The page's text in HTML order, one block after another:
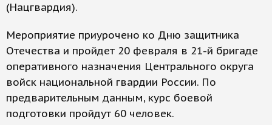
(Нацгвардия).
Мероприятие приурочено ко Дню защитника
Отечества и пройдет 20 февраля в 21-й бригаде
оперативного назначения Центрального округа
войск национальной гвардии России. По
предварительным данным, курс боевой
подготовки пройдут 60 человек.